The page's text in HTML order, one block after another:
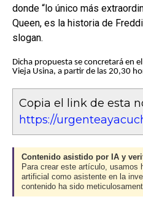
donde “lo único más
Queen, es la historia de
slogan.
Dicha propuesta se concretará en
Vieja Usina, a partir de las 20,30
Copia el link de esta
https://
Contenido asistido por IA y
Para crear este artículo, usamos
artificial como asistente en la
contenido ha sido